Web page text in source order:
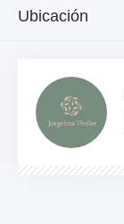
Ubicación